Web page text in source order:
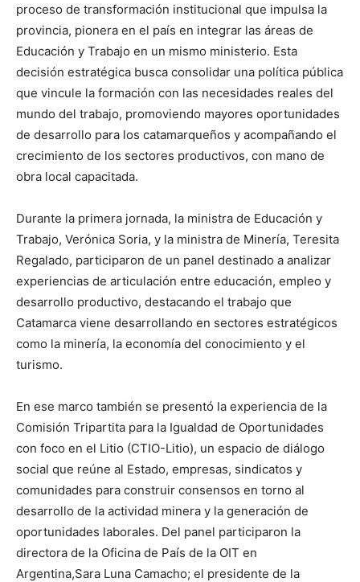
proceso de transformación institucional que impulsa la
provincia, pionera en el país en integrar las áreas de
Educación y Trabajo en un mismo ministerio. Esta
decisión estratégica busca consolidar una política pública
que vincule la formación con las necesidades reales del
mundo del trabajo, promoviendo mayores oportunidades
de desarrollo para los catamarqueños y acompañando el
crecimiento de los sectores productivos, con mano de
obra local capacitada.
Durante la primera jornada, la ministra de Educación y
Trabajo, Verónica Soria, y la ministra de Minería, Teresita
Regalado, participaron de un panel destinado a analizar
experiencias de articulación entre educación, empleo y
desarrollo productivo, destacando el trabajo que
Catamarca viene desarrollando en sectores estratégicos
como la minería, la economía del conocimiento y el
turismo.
En ese marco también se presentó la experiencia de la
Comisión Tripartita para la Igualdad de Oportunidades
con foco en el Litio (CTIO-Litio), un espacio de diálogo
social que reúne al Estado, empresas, sindicatos y
comunidades para construir consensos en torno al
desarrollo de la actividad minera y la generación de
oportunidades laborales. Del panel participaron la
directora de la Oficina de País de la OIT en
Argentina,Sara Luna Camacho; el presidente de la